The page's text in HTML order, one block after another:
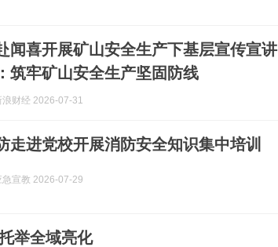
闻喜开展矿山安全生产下基层宣传宣讲
筑牢矿山安全生产坚固防线
浪财经 2026-07-31
走进党校开展消防安全知识集中培训
急宣教 2026-07-29
举全域亮化